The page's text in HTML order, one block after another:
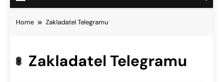
Home Zakladatel Telegramu
Zakladatel Telegramu